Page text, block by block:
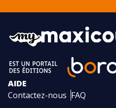
AIDE
Contactez-nous FAQ